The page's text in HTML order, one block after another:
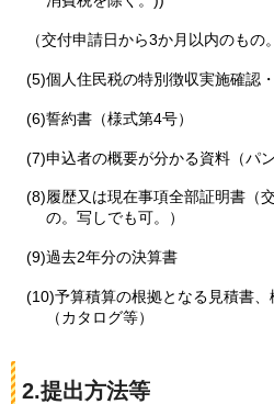
（交付申請日から3か月以内のもの
(5)個人住民税の特別徴収実施確認
(6)誓約書（様式第4号）
(7)申込者の概要が分かる資料（パ
(8)履歴又は現在事項全部証明書（
の。写しでも可。）
(9)過去2年分の決算書
(10)予算積算の根拠となる見積書
（カタログ等）
2.提出方法等